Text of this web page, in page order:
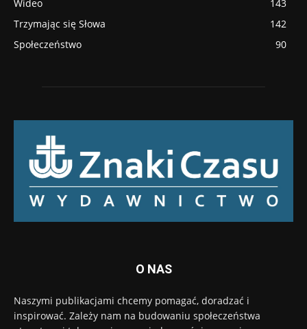
Wideo
143
Trzymając się Słowa
142
Społeczeństwo
90
O NAS
Naszymi publikacjami chcemy pomagać, doradzać i
inspirować. Zależy nam na budowaniu społeczeństwa